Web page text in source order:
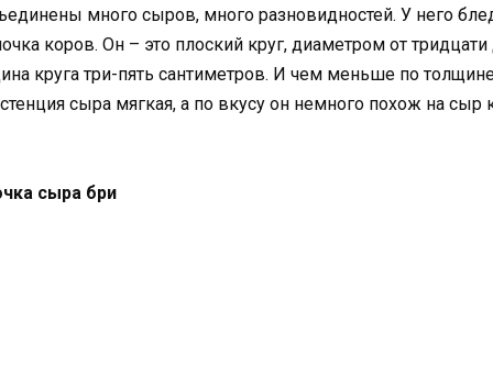
много сыров, много разновидностей. У него
коров. Он – это плоский круг, диаметром от
круга три-пять сантиметров. И чем меньше по
сыра мягкая, а по вкусу он немного похож на сыр
сыра бри